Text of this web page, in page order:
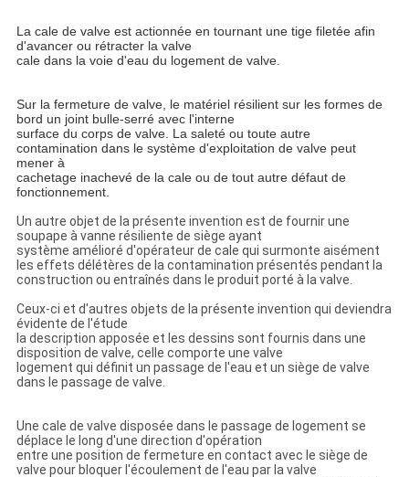
La cale de valve est actionnée en tournant une tige filetée afin
d'avancer ou rétracter la valve
cale dans la voie d'eau du logement de valve.
Sur la fermeture de valve, le matériel résilient sur les formes de
bord un joint bulle-serré avec l'interne
surface du corps de valve. La saleté ou toute autre
contamination dans le système d'exploitation de valve peut
mener à
cachetage inachevé de la cale ou de tout autre défaut de
fonctionnement.
Un autre objet de la présente invention est de fournir une
soupape à vanne résiliente de siège ayant
système amélioré d'opérateur de cale qui surmonte aisément
les effets délétères de la contamination présentés pendant la
construction ou entraînés dans le produit porté à la valve.
Ceux-ci et d'autres objets de la présente invention qui deviendra
évidente de l'étude
la description apposée et les dessins sont fournis dans une
disposition de valve, celle comporte une valve
logement qui définit un passage de l'eau et un siège de valve
dans le passage de valve.
Une cale de valve disposée dans le passage de logement se
déplace le long d'une direction d'opération
entre une position de fermeture en contact avec le siège de
valve pour bloquer l'écoulement de l'eau par la valve